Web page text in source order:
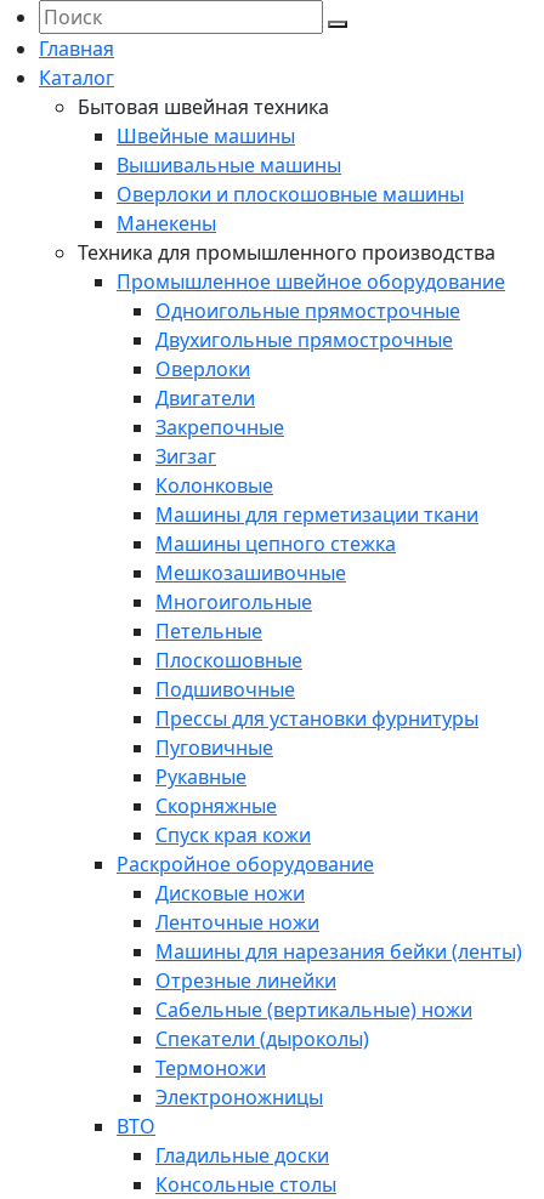
Главная
Каталог
Бытовая швейная техника
Швейные машины
Вышивальные машины
Оверлоки и плоскошовные машины
Манекены
Техника для промышленного производства
Промышленное швейное оборудование
Одноигольные прямострочные
Двухигольные прямострочные
Оверлоки
Двигатели
Закрепочные
Зигзаг
Колонковые
Машины для герметизации ткани
Машины цепного стежка
Мешкозашивочные
Многоигольные
Петельные
Плоскошовные
Подшивочные
Прессы для установки фурнитуры
Пуговичные
Рукавные
Скорняжные
Спуск края кожи
Раскройное оборудование
Дисковые ножи
Ленточные ножи
Машины для нарезания бейки (ленты)
Отрезные линейки
Сабельные (вертикальные) ножи
Спекатели (дыроколы)
Термоножи
Электроножницы
ВТО
Гладильные доски
Консольные столы